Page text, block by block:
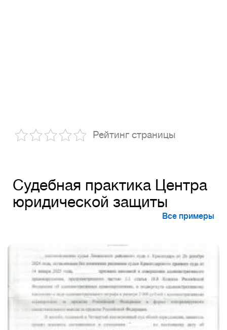
Рейтинг страницы
Судебная практика Центра
юридической защиты
Все примеры